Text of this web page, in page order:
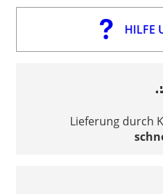
HILFE
Lieferung durch